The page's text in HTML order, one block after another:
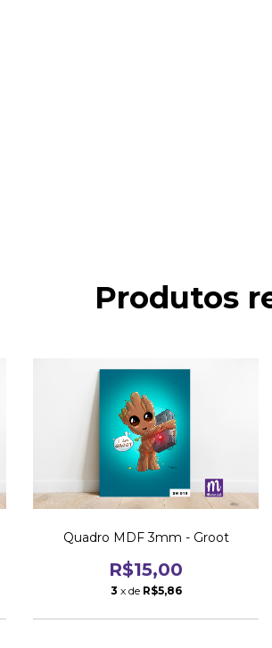
Produtos
Quadro MDF 3mm - Groot
R$15,00
3 x de R$5,86